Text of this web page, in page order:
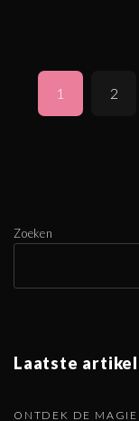
p
g
a
1 2
Zoeken
Laatste
ONTDEK DE